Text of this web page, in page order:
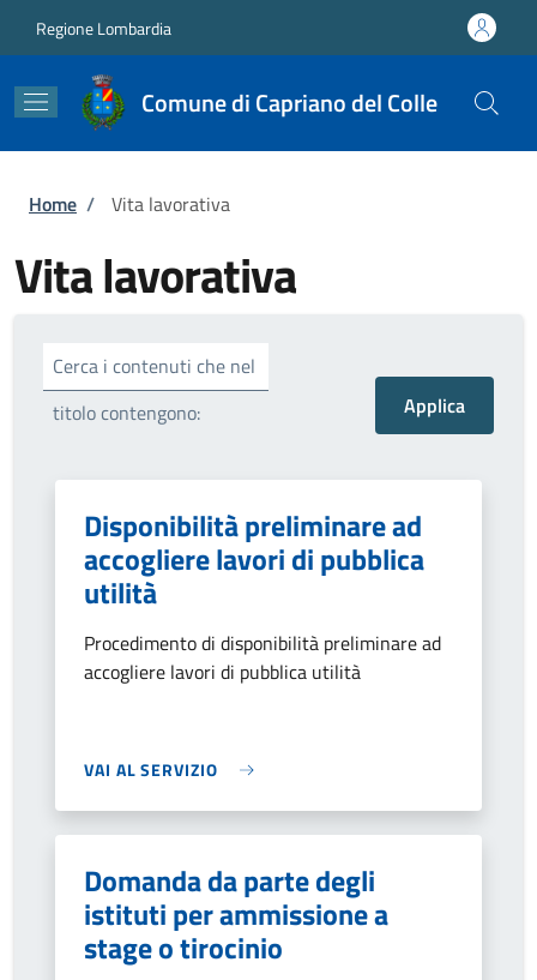
Regione Lombardia
Comune di Capriano del Colle
Briciole di pane
Home / Vita lavorativa
Vita lavorativa
Cerca i contenuti che nel
titolo contengono:
Disponibilità preliminare ad
accogliere lavori di pubblica
utilità
Procedimento di disponibilità preliminare ad
accogliere lavori di pubblica utilità
VAI AL SERVIZIO
Domanda da parte degli
istituti per ammissione a
stage o tirocinio